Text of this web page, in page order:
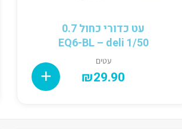
עט כדורי כחול 0.7
1/50 EQ6-BL – deli
עטים
₪29.90